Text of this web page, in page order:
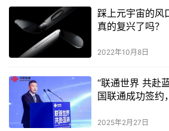
踩上元宇宙的风
真的复兴了吗？
2022年10月8日
“联通世界 共赴
国联通成功签约
2025年2月27日